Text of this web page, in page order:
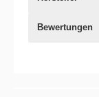
Bewertungen